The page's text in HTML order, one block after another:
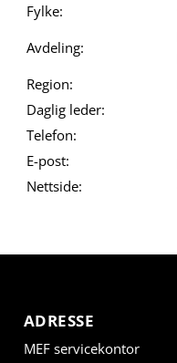
Fylke:
Avdeling:
Region:
Daglig leder:
Telefon:
E-post:
Nettside:
ADRESSE
MEF servicekontor